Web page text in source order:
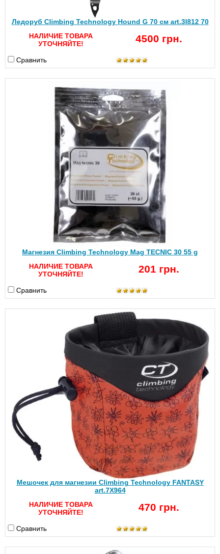
Ледоруб Climbing Technology Hound G 70 см art.3I812 70
НАЛИЧИЕ ТОВАРА
УТОЧНЯЙТЕ!
4500 грн.
Сравнить
Магнезия Climbing Technology Mag TECNIC 30 55 g
НАЛИЧИЕ ТОВАРА
УТОЧНЯЙТЕ!
201 грн.
Сравнить
Мешочек для магнезии Climbing Technology FANTASY
art.7X964
НАЛИЧИЕ ТОВАРА
УТОЧНЯЙТЕ!
470 грн.
Сравнить